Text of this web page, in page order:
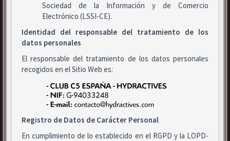
Sociedad de la Información y de Comercio
Electrónico (LSSI-CE).
Identidad del responsable del tratamiento de los
datos personales
El responsable del tratamiento de los datos personales
recogidos en el Sitio Web es:
Registro de Datos de Carácter Personal
En cumplimiento de lo establecido en el RGPD y la LOPD-